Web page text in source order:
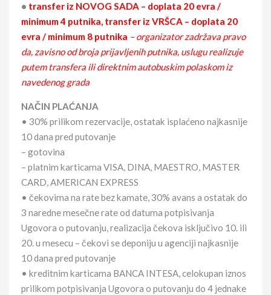
• transfer iz NOVOG SADA – doplata 20 evra /
minimum 4 putnika, transfer iz VRŠCA – doplata 20
evra / minimum 8 putnika – organizator zadržava pravo
da, zavisno od broja prijavljenih putnika, uslugu realizuje
putem transfera ili direktnim autobuskim polaskom iz
navedenog grada
NAČIN PLAĆANJA
• 30% prilikom rezervacije, ostatak isplaćeno najkasnije
10 dana pred putovanje
– gotovina
– platnim karticama VISA, DINA, MAESTRO, MASTER
CARD, AMERICAN EXPRESS
• čekovima na rate bez kamate, 30% avans a ostatak do
3 naredne mesečne rate od datuma potpisivanja
Ugovora o putovanju, realizacija čekova isključivo 10. ili
20. u mesecu – čekovi se deponiju u agenciji najkasnije
10 dana pred putovanje
• kreditnim karticama BANCA INTESA, celokupan iznos
prilikom potpisivanja Ugovora o putovanju do 4 jednake